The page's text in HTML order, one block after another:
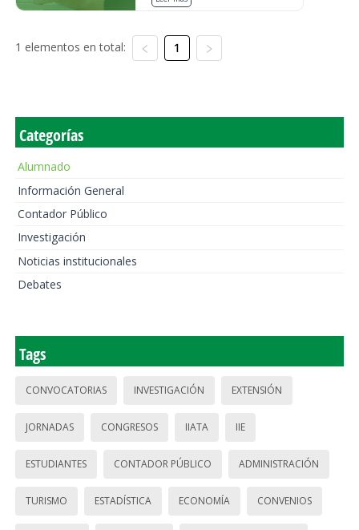
1 elementos en total: 1
Categorías
Alumnado
Información General
Contador Público
Investigación
Noticias institucionales
Debates
Tags
CONVOCATORIAS INVESTIGACIÓN EXTENSIÓN
JORNADAS CONGRESOS IIATA IIE
ESTUDIANTES CONTADOR PÚBLICO ADMINISTRACIÓN
TURISMO ESTADÍSTICA ECONOMÍA CONVENIOS